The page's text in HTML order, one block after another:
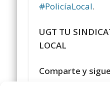
#PolicíaLocal.
UGT TU
LOCAL
Comparte y